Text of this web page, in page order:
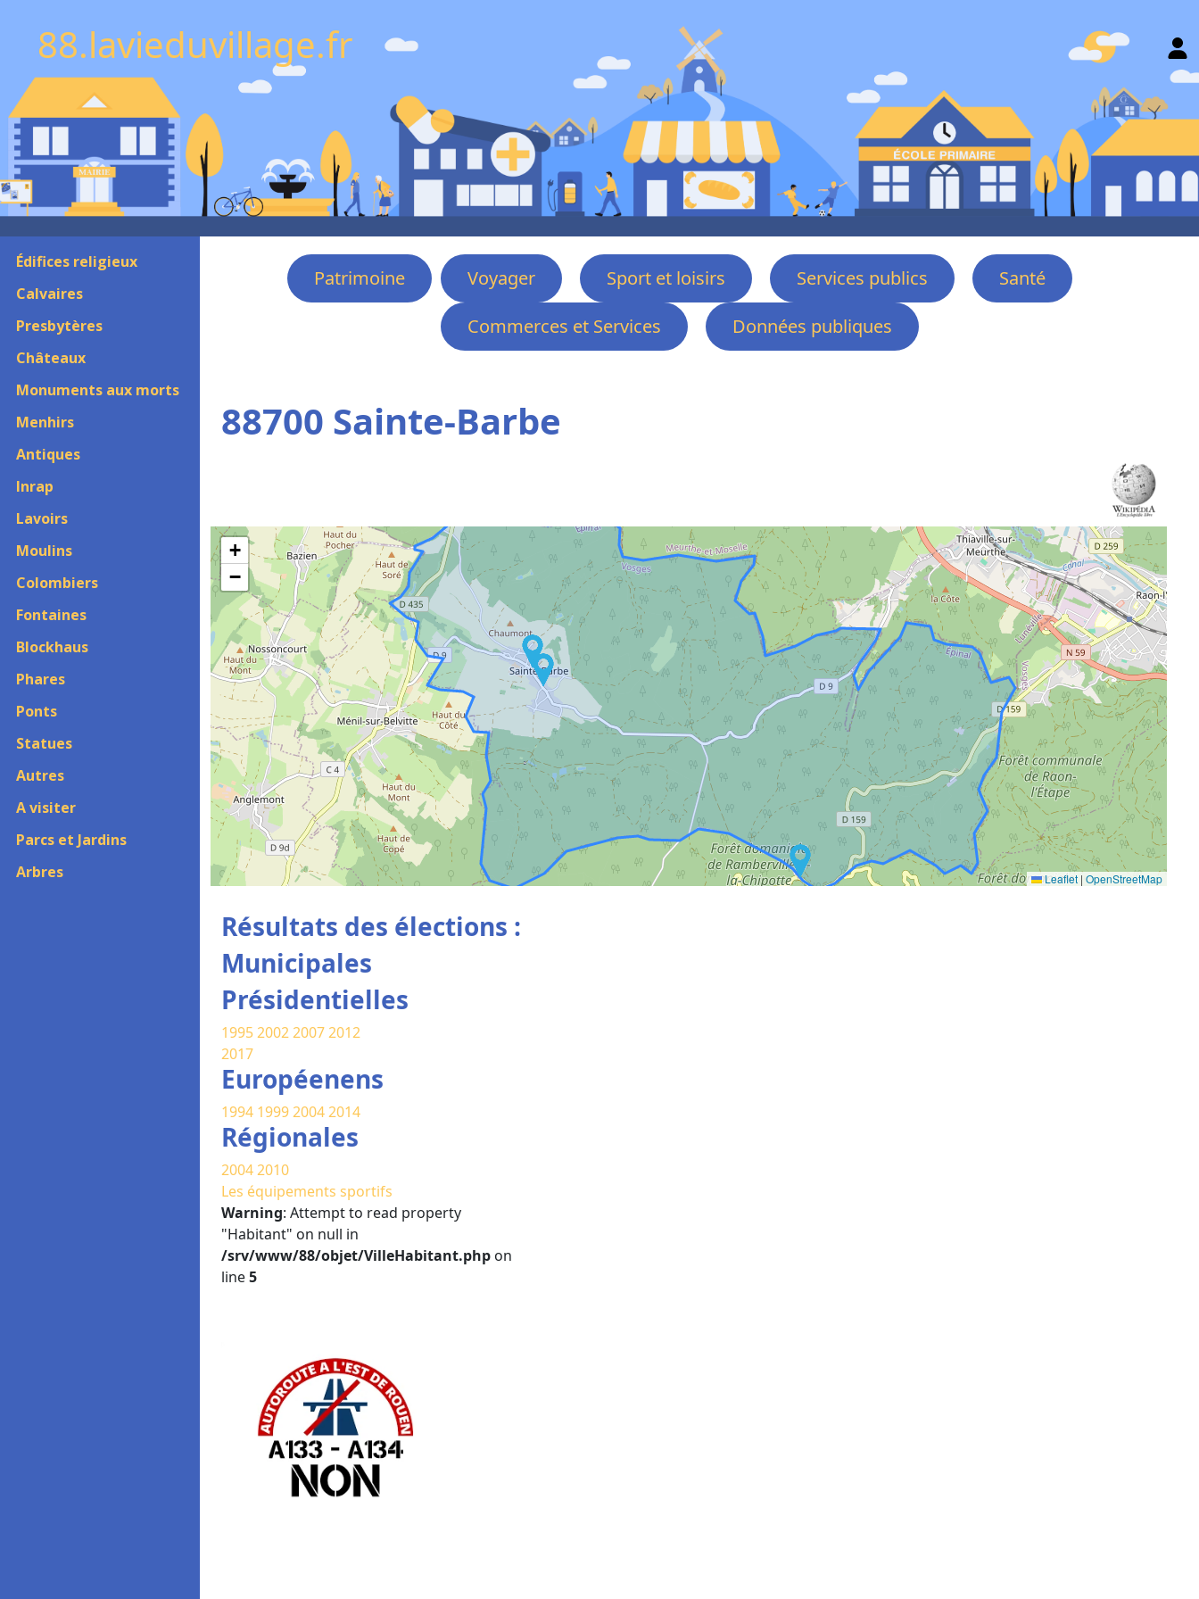
88.lavieduvillage.fr
Édifices religieux
Calvaires
Presbytères
Châteaux
Monuments aux morts
Menhirs
Antiques
Inrap
Lavoirs
Moulins
Colombiers
Fontaines
Blockhaus
Phares
Ponts
Statues
Autres
A visiter
Parcs et Jardins
Arbres
Patrimoine Voyager Sport et loisirs Services publics
Santé
Commerces et Services
Données publiques
88700 Sainte-Barbe
+
−
Leaflet | OpenStreetMap
Résultats des élections :
Municipales
Présidentielles
1995200220072012
2017
Européenens
1994 199920042014
Régionales
20042010
Les équipements sportifs
Warning: Attempt to read property
"Habitant" on null in
/srv/www/88/objet/VilleHabitant.php on
line5